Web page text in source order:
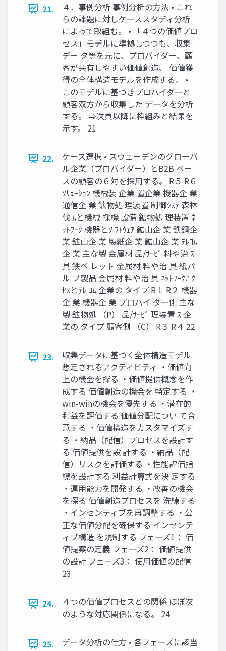
21.
４．事例分析 事例分析の方法 • これ
らの課題に対しケーススタディ分析
によって取組む。 • 「４つの価値プロ
セス」モデルに準拠しつつも、収集
デー タ等を元に、プロバイダー、顧
客が共有しやすい価値創造、 価値獲
得の全体構造モデルを作成する。 •
このモデルに基づきプロバイダーと
顧客双方から収集した データを分析
する。 ⇒次頁以降に枠組みと結果を
示す。 21
22.
ケース選択 • スウェーデンのグローバ
ル企業（プロバイダー）とB2B ベー
スの顧客の６対を採用する。 R５ R６
ｿﾘｭｰｼｮﾝ 機械装 企業 置企業 機器企 業
通信企 業 鉱物処 理装置 制御ｼｽﾃ 森林
伐 ﾑと機械 採機 設備 鉱物処 理装置 ﾈ
ｯﾄﾜｰｸ 機器とｿ ﾌﾄｳｪｱ 鉱山企 業 鉄鋼企
業 鉱山企 業 製紙企 業 鉱山企 業 ﾃﾚｺﾑ
企 業 主な製 金属材 品/ｻｰﾋﾞ 料や治 ｽ
具 鉄ペ レット 金属材 料や治 具 紙パ
ル プ製品 金属材 料や治 具 ﾈｯﾄﾜｰｸｱ ｸ
ｾｽとﾃﾚ ｺﾑ 企業の タイプ R１ R２ 機器
企 業 機器企 業 プロバイ ダー側 主な
製 鉱物処 （P） 品/ｻｰﾋﾞ 理装置 ｽ 企
業の タイプ 顧客側 （C） R３ R４ 22
23.
収集データに基づく全体構造モデル
想定されるアクティビティ ・価値向
上の機会を探る ・価値提供概念を作
成する 価値創造の機会を 特定する ・
win-winの機会を優先する ・潜在的
利益を評価する 価値分配につい て合
意する ・価値構造をカスタマイズす
る ・納品（配信）プロセスを設計す
る 価値提供を設 計する ・納品（配
信）リスクを評価する ・性能評価指
標を設計する 利益計算式を決 定する
・運用能力を開発する ・改善の機会
を探る 価値創造プロセスを 洗練する
・インセンティブを再調整する ・公
正な価値分配を確保する インセンテ
ィブ構造 を規制する フェーズ1： 価
値提案の定義 フェーズ2： 価値提供
の設計 フェーズ3： 使用価値の配信
23
24.
４つの価値プロセスとの関係 ほぼ次
のような対応関係になる。 24
25.
データ分析の仕方 • 各フェーズに該当